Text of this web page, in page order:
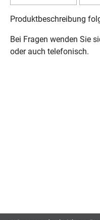
Produktbeschreibung
Bei Fragen wenden Sie
oder auch telefonisch.